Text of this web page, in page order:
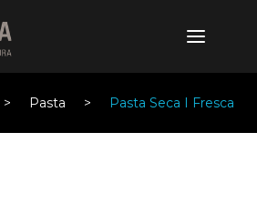
Pasta Pasta Seca I Fresca